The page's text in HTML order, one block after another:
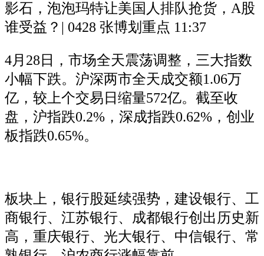
影石，泡泡玛特让美国人排队抢货，A股
谁受益？| 0428 张博划重点 11:37
4月28日，市场全天震荡调整，三大指数
小幅下跌。沪深两市全天成交额1.06万
亿，较上个交易日缩量572亿。截至收
盘，沪指跌0.2%，深成指跌0.62%，创业
板指跌0.65%。
板块上，银行股延续强势，建设银行、工
商银行、江苏银行、成都银行创出历史新
高，重庆银行、光大银行、中信银行、常